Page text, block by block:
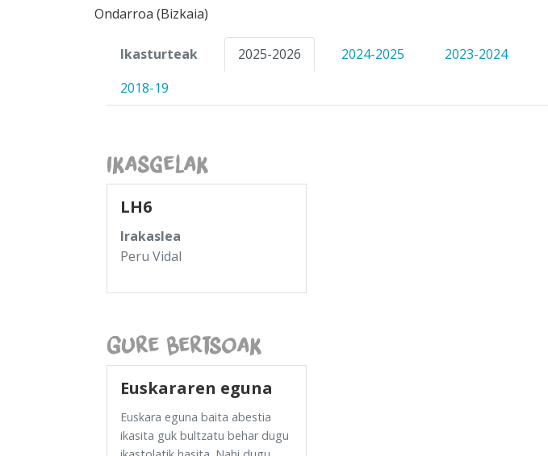
Ondarroa (Bizkaia)
Ikasturteak 2025-2026 2024-2025 2023-2024
2018-19
Ikasgelak
LH6
Irakaslea
Peru Vidal
Gure Bertsoak
Euskararen eguna
Euskara eguna baita abestia
ikasita guk bultzatu behar dugu